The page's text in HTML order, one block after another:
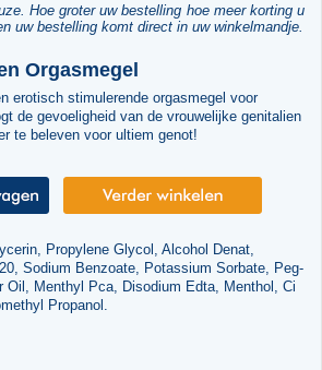
Hoe groter uw bestelling hoe meer korting u
uw bestelling komt direct in uw winkelmandje.
Orgasmegel
erotisch stimulerende orgasmegel voor
de gevoeligheid van de vrouwelijke genitalien
te beleven voor ultiem genot!
Propylene Glycol, Alcohol Denat,
Sodium Benzoate, Potassium Sorbate, Peg-
Oil, Menthyl Pca, Disodium Edta, Menthol, Ci
Propanol.